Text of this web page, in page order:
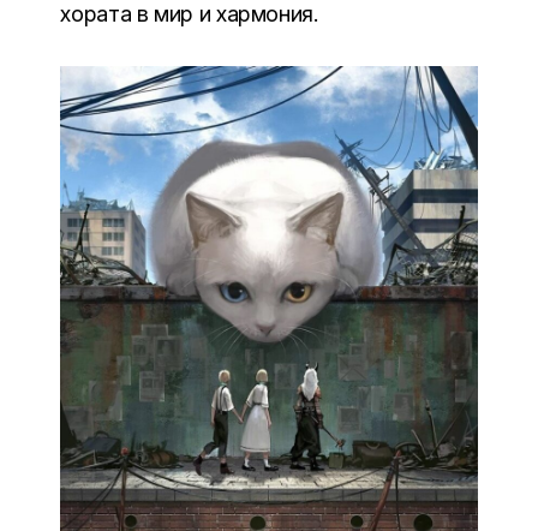
хората в мир и хармония.